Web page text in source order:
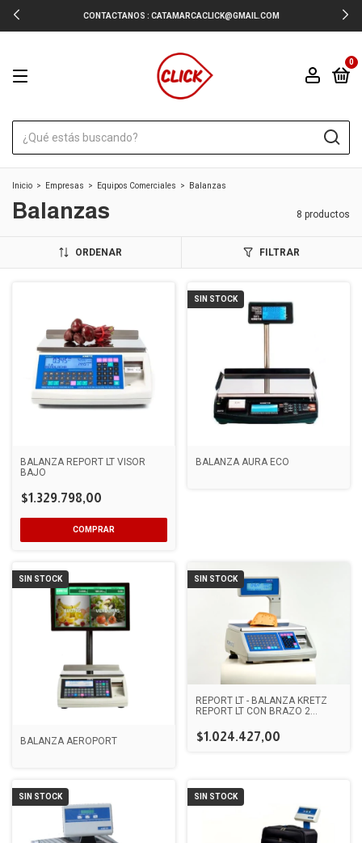
CONTACTANOS : CATAMARCACLICK@GMAIL.COM
0
Inicio > Empresas > Equipos Comerciales > Balanzas
Balanzas 8 productos
ORDENAR FILTRAR
BALANZA REPORT LT VISOR
BAJO
$1.329.798,00
SIN STOCK
BALANZA AURA ECO
SIN STOCK
BALANZA AEROPORT
SIN STOCK
REPORT LT - BALANZA KRETZ
REPORT LT CON BRAZO 2
15KG X 5G / 30KG X 10G
$1.024.427,00
SIN STOCK SIN STOCK